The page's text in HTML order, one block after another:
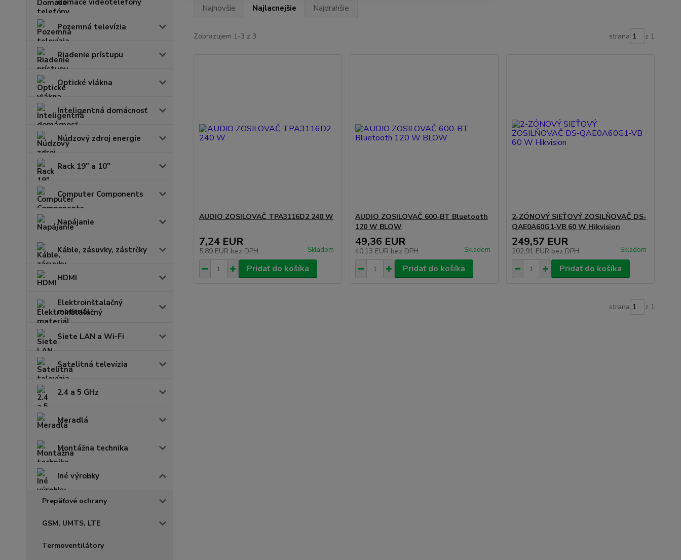
Pozemná televízia
Riadenie prístupu
Optické vlákna
Inteligentná domácnosť
Núdzový zdroj energie
Rack 19" a 10"
Computer Components
Napájanie
Káble, zásuvky, zástrčky
HDMI
Elektroinštalačný
materiál
Siete LAN a Wi-Fi
Satelitná televízia
2.4 a 5 GHz
Meradlá
Montážna technika
Iné výrobky
Prepäťové ochrany
GSM, UMTS, LTE
Termoventilátory
Najnovšie Najlacnejšie Najdrahšie
Zobrazujem 1-3 z 3 strana z 1
AUDIO ZOSILOVAČ TPA3116D2 240 W
7,24 EUR
5,89 EUR bez DPH Skladom
Pridať do košíka
AUDIO ZOSILOVAČ 600-BT Bluetooth
120 W BLOW
49,36 EUR
40,13 EUR bez DPH Skladom
Pridať do košíka
2-ZÓNOVÝ SIEŤOVÝ ZOSILŇOVAČ DS-
QAE0A60G1-VB 60 W Hikvision
249,57 EUR
202,91 EUR bez DPH Skladom
Pridať do košíka
strana z 1